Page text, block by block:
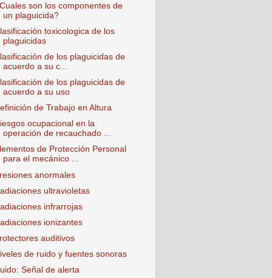
son los componentes de
un plaguicida?
toxicologica de los
plaguicidas
de los plaguicidas de
acuerdo a su c...
de los plaguicidas de
acuerdo a su uso
de Trabajo en Altura
ocupacional en la
operación de recauchado ...
de Protección Personal
para el mecánico ...
anormales
ultravioletas
infrarrojas
ionizantes
auditivos
de ruido y fuentes sonoras
Señal de alerta